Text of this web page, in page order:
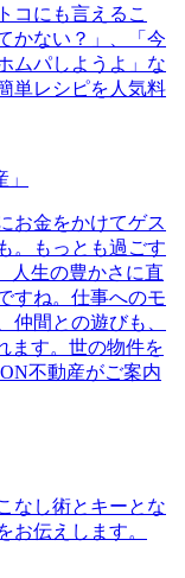
コにも言えるこ
かない？」、「今
ムパしようよ」な
単レシピを人気料
お金をかけてゲス
。もっとも過ごす
人生の豊かさに直
すね。仕事へのモ
仲間との遊びも、
ます。世の物件を
不動産がご案内
なし術とキーとな
お伝えします。